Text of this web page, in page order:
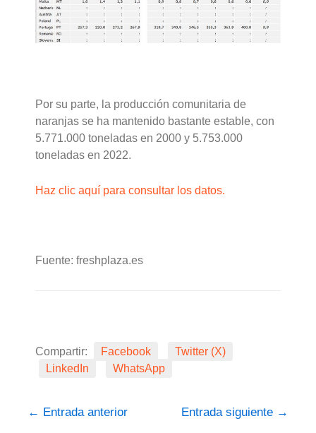
Por su parte, la producción comunitaria de
naranjas se ha mantenido bastante estable, con
5.771.000 toneladas en 2000 y 5.753.000
toneladas en 2022.
Haz clic aquí para consultar los datos.
Fuente: freshplaza.es
Compartir: Facebook
Twitter (X)
LinkedIn
WhatsApp
← Entrada anterior Entrada siguiente →